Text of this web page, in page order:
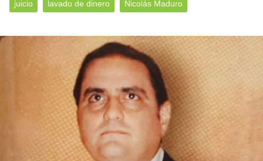
juicio lavado de dinero Nicolás Maduro